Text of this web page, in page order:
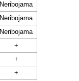
Neribojama
Neribojama
Neribojama
+
+
+